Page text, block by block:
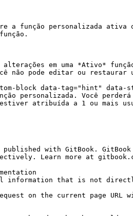
a função personalizada ativa
personalizada. Você
estiver atribuída a 1 ou mais
with GitBook.
Learn more at
information that is not
request on the current page